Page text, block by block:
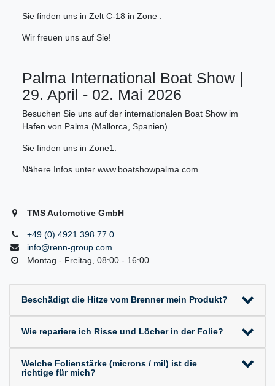
Sie finden uns in Zelt C-18 in Zone .
Wir freuen uns auf Sie!
Palma International Boat Show |
29. April - 02. Mai 2026
Besuchen Sie uns auf der internationalen Boat Show im
Hafen von Palma (Mallorca, Spanien).
Sie finden uns in Zone1.
Nähere Infos unter www.boatshowpalma.com
TMS Automotive GmbH
+49 (0) 4921 398 77 0
info@renn-group.com
Montag - Freitag, 08:00 - 16:00
Beschädigt die Hitze vom Brenner mein Produkt?
Wie repariere ich Risse und Löcher in der Folie?
Welche Folienstärke (microns / mil) ist die
richtige für mich?